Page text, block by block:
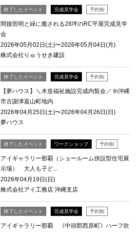
終了したイベント 完成見学会 予約制
間接照明と緑に癒される28坪のRC平屋完成見学
会
2026年05月02日(土)〜2026年05月04日(月)
株式会社りゅうせき建設
終了したイベント 完成見学会 予約制
【夢ハウス】＼木造福祉施設完成内覧会／ In沖縄
市古謝津嘉山町地内
2026年04月25日(土)〜2026年04月26日(日)
夢ハウス
終了したイベント ワークショップ 予約制
アイギャラリー那覇（ショールーム併設型住宅展
示場） 大人も子ど...
2026年04月19日(日)
株式会社アイ工務店 沖縄支店
終了したイベント 完成見学会 予約制
アイギャラリー那覇 《中頭郡西原町》ハーフ吹